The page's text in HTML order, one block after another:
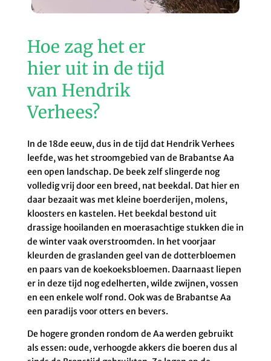
Hoe zag het er
hier uit in de tijd
van Hendrik
Verhees?
In de 18de eeuw, dus in de tijd dat Hendrik Verhees
leefde, was het stroomgebied van de Brabantse Aa
een open landschap. De beek zelf slingerde nog
volledig vrij door een breed, nat beekdal. Dat hier en
daar bezaait was met kleine boerderijen, molens,
kloosters en kastelen. Het beekdal bestond uit
drassige hooilanden en moerasachtige stukken die in
de winter vaak overstroomden. In het voorjaar
kleurden de graslanden geel van de dotterbloemen
en paars van de koekoeksbloemen. Daarnaast liepen
er in deze tijd nog edelherten, wilde zwijnen, vossen
en een enkele wolf rond. Ook was de Brabantse Aa
een paradijs voor otters en bevers.
De hogere gronden rondom de Aa werden gebruikt
als essen: oude, verhoogde akkers die boeren dus al